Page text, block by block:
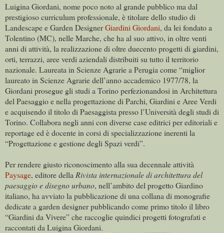
Luigina Giordani, nome poco noto al grande pubblico ma dal
prestigioso curriculum professionale, è titolare dello studio di
Landescape e Garden DesignerGiardini Giordani, da lei fondato a
Tolentino (MC), nelle Marche, che ha al suo attivo, in oltre venti
anni di attività, la realizzazione di oltre duecento progetti di giardini,
orti, terrazzi, aree verdi aziendali distribuiti su tutto il territorio
nazionale. Laureata in Scienze Agrarie a Perugia come “miglior
laureato in Scienze Agrarie dell’anno accademico 1977/78, la
Giordani prosegue gli studi a Torino perfezionandosi in Architettura
del Paesaggio e nella progettazione di Parchi, Giardini e Aree Verdi
e acquisendo il titolo di Paesaggista presso l’Università degli studi di
Torino. Collabora negli anni con diverse case editrici per editoriali e
reportage ed è docente in corsi di specializzazione inerenti la
“Progettazione e gestione degli Spazi verdi”.
Per rendere giusto riconoscimento alla sua decennale attività
Paysage, editore della Rivista internazionale di architettura del
paesaggio e disegno urbano, nell’ambito del progetto Giardino
italiano, ha avviato la pubblicazione di una collana di monografie
dedicate a garden designer pubblicando come primo titolo il libro
“Giardini da Vivere” che raccoglie quindici progetti fotografati e
raccontati da Luigina Giordani.